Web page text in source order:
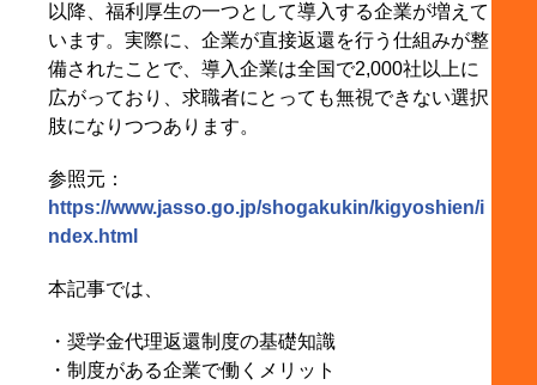
4-3. 従業員支援に前向きな企業かどうかを見極め
る材料になる
5. 就職・転職で確認したい、奨学金代理返還制度の
見極めポイント
5-3. 入社後すぐ使えるのか、勤続年数などの条件
5-4. 制度が「ある」だけでなく、実際に運用され
ているかを確認する
6. 奨学金代理返還制度を利用する前に知っておきた
以降、福利厚生の一つとして導入する企業が増えて
います。実際に、企業が直接返還を行う仕組みが整
備されたことで、導入企業は全国で2,000社以上に
広がっており、求職者にとっても無視できない選択
肢になりつつあります。
参照元：
https://www.jasso.go.jp/shogakukin/kigyoshien/i
ndex.html
本記事では、
・奨学金代理返還制度の基礎知識
・制度がある企業で働くメリット